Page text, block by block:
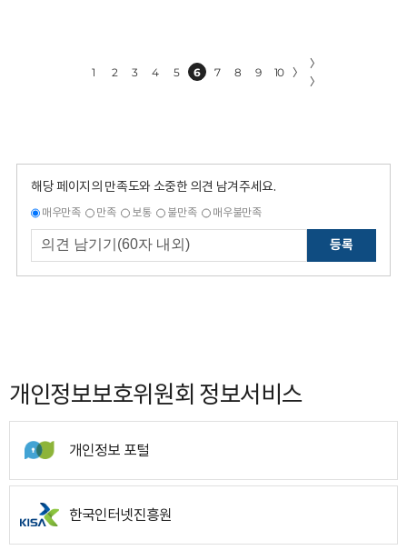
1 2 3 4 5 6 7 8 9 10 〉
〉
〉
해당 페이지의 만족도와 소중한 의견 남겨주세요.
매우만족 만족 보통 불만족 매우불만족
등록
개인정보보호위원회 정보서비스
개인정보 포털
한국인터넷진흥원